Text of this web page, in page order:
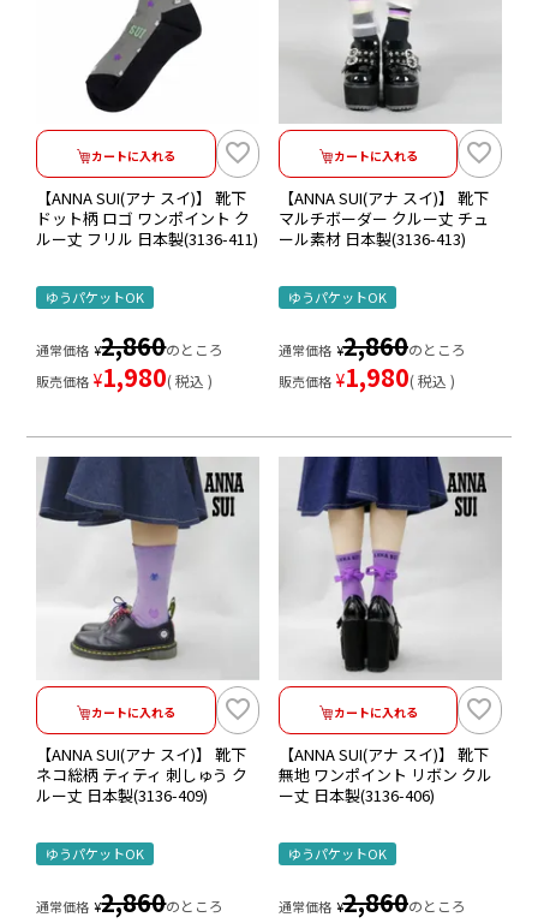
カートに入れる
【ANNA SUI(アナ スイ)】 靴下
ドット柄 ロゴ ワンポイント ク
ルー丈 フリル 日本製(3136-411)
ゆうパケットOK
通常価格 ¥2,860のところ
販売価格 ¥1,980 税込
カートに入れる
【ANNA SUI(アナ スイ)】 靴下
マルチボーダー クルー丈 チュ
ール素材 日本製(3136-413)
ゆうパケットOK
通常価格 ¥2,860のところ
販売価格 ¥1,980 税込
カートに入れる
【ANNA SUI(アナ スイ)】 靴下
ネコ総柄 ティティ 刺しゅう ク
ルー丈 日本製(3136-409)
ゆうパケットOK
通常価格 ¥2,860のところ
カートに入れる
【ANNA SUI(アナ スイ)】 靴下
無地 ワンポイント リボン クル
ー丈 日本製(3136-406)
ゆうパケットOK
通常価格 ¥2,860のところ